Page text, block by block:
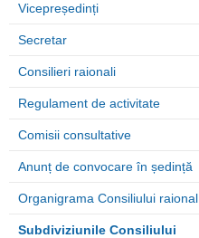
Vicepreședinți
Secretar
Consilieri raionali
Regulament de activitate
Comisii consultative
Anunț de convocare în ședință
Organigrama Consiliului raional
Subdiviziunile Consiliului